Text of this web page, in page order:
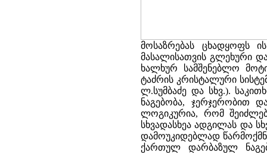
მოსაზრებას ცხადყოფს
მასალისათვის გლეხური
ხალხურ სამშენებლო
ტაძრის კრისტალური
ლ.სუმბაძე და სხვ.).
ნაგებობა, ჯერჯერობით
ლოგიკურია, რომ
სხვადასხეა ადგილას და
დამოუკიდებლად
ქართულ დარბაზულ